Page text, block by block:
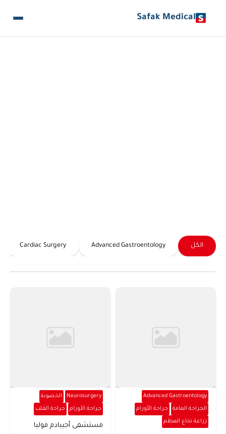
Safak Medical
الكل Advanced Gastroentology
Cardiac Surgery
Advanced Gastroentology
الجراحة العامة جراحة الأورام
زراعة نخاع العظم
Neurosurgery الخصوبة
جراحة الأورام جراحة القلب
مستشفى أجيبادم فوليا